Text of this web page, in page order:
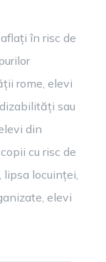
în risc de
rome, elevi
sau
din
cu risc de
lipsa locuinței,
elevi